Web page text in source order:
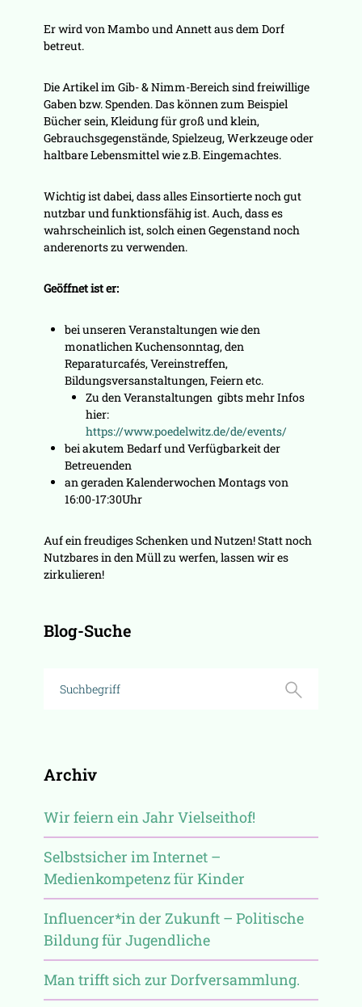
Er wird von Mambo und Annett aus dem Dorf
betreut.
Die Artikel im Gib- & Nimm-Bereich sind freiwillige
Gaben bzw. Spenden. Das können zum Beispiel
Bücher sein, Kleidung für groß und klein,
Gebrauchsgegenstände, Spielzeug, Werkzeuge oder
haltbare Lebensmittel wie z.B. Eingemachtes.
Wichtig ist dabei, dass alles Einsortierte noch gut
nutzbar und funktionsfähig ist. Auch, dass es
wahrscheinlich ist, solch einen Gegenstand noch
anderenorts zu verwenden.
Geöffnet ist er:
bei unseren Veranstaltungen wie den
monatlichen Kuchensonntag, den
Reparaturcafés, Vereinstreffen,
Bildungsversanstaltungen, Feiern etc.
Zu den Veranstaltungen gibts mehr Infos
hier:
https://www.poedelwitz.de/de/events/
bei akutem Bedarf und Verfügbarkeit der
Betreuenden
an geraden Kalenderwochen Montags von
16:00-17:30Uhr
Auf ein freudiges Schenken und Nutzen! Statt noch
Nutzbares in den Müll zu werfen, lassen wir es
zirkulieren!
Blog-Suche
Archiv
Wir feiern ein Jahr Vielseithof!
Selbstsicher im Internet –
Medienkompetenz für Kinder
Influencer*in der Zukunft – Politische
Bildung für Jugendliche
Man trifft sich zur Dorfversammlung.